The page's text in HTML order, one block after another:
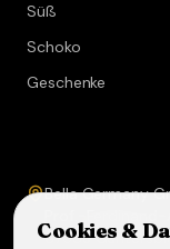
Süß
Schoko
Geschenke
Bella Germany
67583
Cookies &